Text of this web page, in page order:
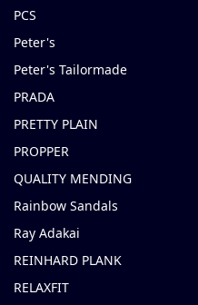
PCS
Peter's
Peter's Tailormade
PRADA
PRETTY PLAIN
PROPPER
QUALITY MENDING
Rainbow Sandals
Ray Adakai
REINHARD PLANK
RELAXFIT